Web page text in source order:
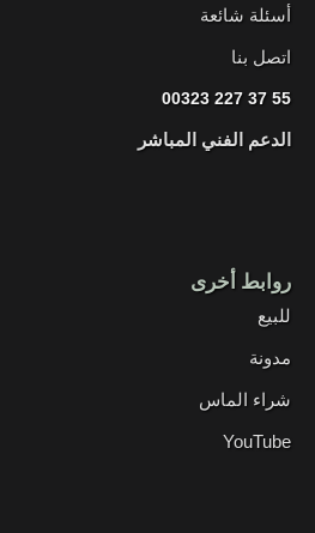
أسئلة شائعة
اتصل بنا
00323 227 37 55
الدعم الفني المباشر
روابط أخرى
للبيع
مدونة
شراء الماس
YouTube